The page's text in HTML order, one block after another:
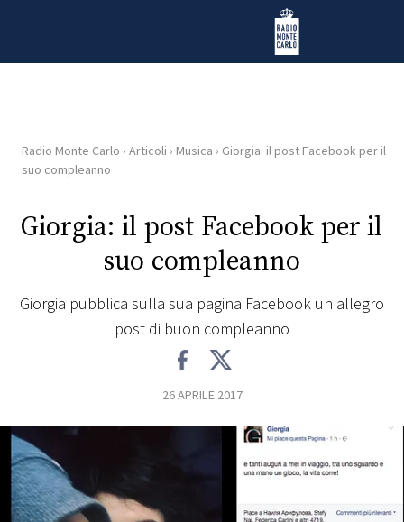
Radio Monte Carlo
HOME
RADIO
FOTO
CONCORSI
Radio Monte Carlo › Articoli › Musica › Giorgia: il post Facebook per il
suo compleanno
Giorgia: il post Facebook per il
suo compleanno
Giorgia pubblica sulla sua pagina Facebook un allegro
post di buon compleanno
26 APRILE 2017